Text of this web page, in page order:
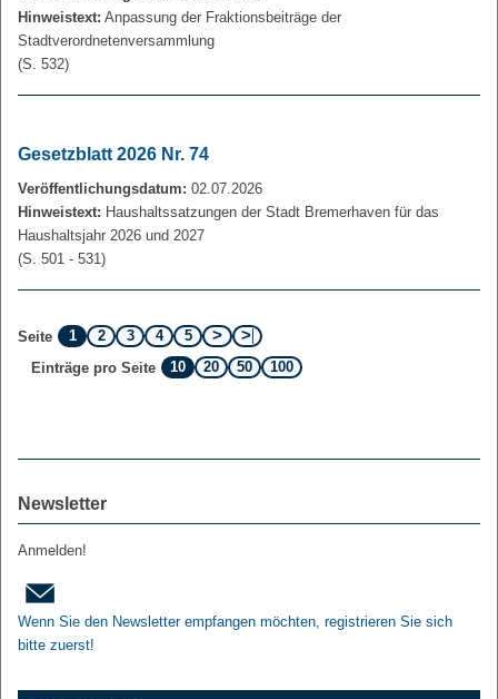
Hinweistext: Anpassung der Fraktionsbeiträge der
Stadtverordnetenversammlung
(S. 532)
Gesetzblatt 2026 Nr. 74
Veröffentlichungsdatum: 02.07.2026
Hinweistext: Haushaltssatzungen der Stadt Bremerhaven für das
Haushaltsjahr 2026 und 2027
(S. 501 - 531)
Seite 1 2 3 4
5
Einträge pro Seite
10 20 50 100
Newsletter
Anmelden!
Wenn Sie den Newsletter empfangen möchten, registrieren Sie sich
bitte zuerst!